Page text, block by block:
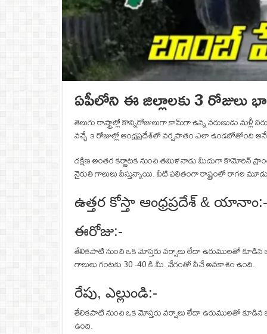
ఏపీలోని ఈ జిల్లాలకు 3 రోజులు
తెలుగు రాష్ట్రాల్లో కొన్నిరోజులుగా కామ్‌గా ఉన్న వరుణుడు
వచ్చే ౩ రోజుల్లో ఆంధ్రప్రదేశ్‌లో వర్షపాతం ఎలా ఉండబోతోంది
దక్షిణ అంతర కర్ణాటక నుంచి తమిళనాడు మీదుగా కొమోరిన్
నైరుతి గాలులు వీస్తున్నాయి. వీటి ఫలితంగా రాష్ట్రంలో రాగల
ఉత్తర కోస్తా ఆంధ్రప్రదేశ్ &
ఈరోజు:-
తేలికపాటి నుంచి ఒక మోస్తరు వర్షాలు లేదా ఉరుములతో కూడిన
గాలులు గంటకు 30 -40 కి.మీ. వేగంతో వీచే అవకాశం ఉంది.
రేపు, ఎల్లుండి:-
తేలికపాటి నుంచి ఒక మోస్తరు వర్షాలు లేదా ఉరుములతో కూడిన
ఉంది.